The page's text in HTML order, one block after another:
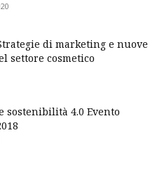
di marketing e nuove
settore cosmetico
sostenibilità 4.0 Evento